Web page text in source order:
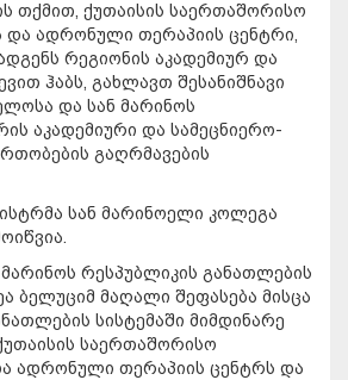
თქმით, ქუთაისის საერთაშორისო
და ადრონული თერაპიის ცენტრი,
რეგიონის აკადემიურ და
ჰაბს, გახლავთ შესანიშნავი
და სან მარინოს
აკადემიური და სამეცნიერო-
გაღრმავების
სან მარინოელი კოლეგა
მარინოს რესპუბლიკის განათლების
ბელუციმ მაღალი შეფასება მისცა
სისტემაში მიმდინარე
საერთაშორისო
ადრონული თერაპიის ცენტრს და